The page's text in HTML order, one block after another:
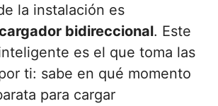
la instalación es
bidireccional. Este
es el que toma las
ti: sabe en qué momento
para cargar